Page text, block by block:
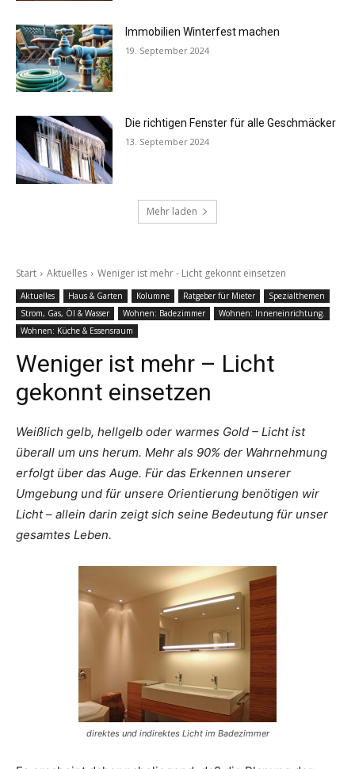
Immobilien Winterfest machen
19. September 2024
Die richtigen Fenster für alle Geschmäcker
13. September 2024
Mehr laden